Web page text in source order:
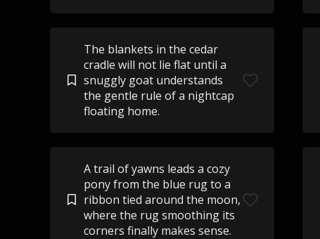
The blankets in the cedar
cradle will not lie flat until a
snuggly goat understands
the gentle rule of a nightcap
floating home.
A trail of yawns leads a cozy
pony from the blue rug to a
ribbon tied around the moon,
where the rug smoothing its
corners finally makes sense.